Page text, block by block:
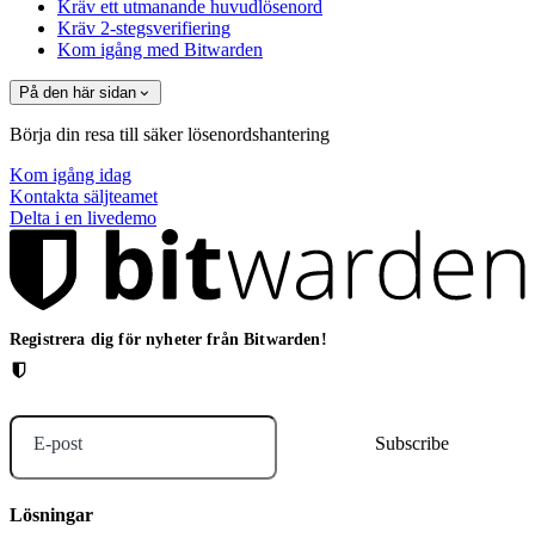
Kräv ett utmanande huvudlösenord
Kräv 2-stegsverifiering
Kom igång med Bitwarden
På den här sidan
Börja din resa till säker lösenordshantering
Kom igång idag
Kontakta säljteamet
Delta i en livedemo
Registrera dig för nyheter från Bitwarden!
E-post
Lösningar